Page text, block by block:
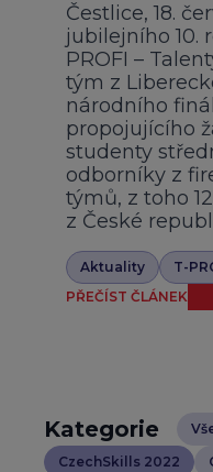
Čestlice, 18.
jubilejního 10.
PROFI –
tým z
národního
propojujícího
studenty
odborníky z
týmů, z toho
z České
Aktuality
T-
PŘEČÍST ČLÁNEK
Kategorie
CzechSkills 2022